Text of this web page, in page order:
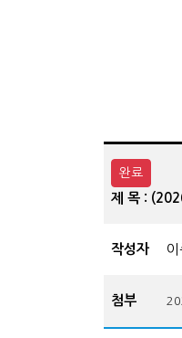
완료
제 목 :
작성자 이
첨부